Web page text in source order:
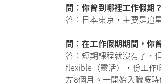
問︰你曾到哪裡工作假期
答︰日本東京，主要是追
問︰在工作假期期間，你
答︰短期課程就沒有了，
flexible（靈活），份工作
左8個月。一開始入職嘅